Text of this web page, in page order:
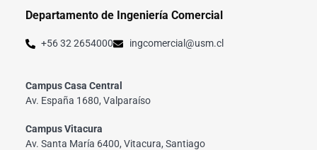
Departamento de Ingeniería Comercial
+56 32 2654000 ingcomercial@usm.cl
Campus Casa Central
Av. España 1680, Valparaíso
Campus Vitacura
Av. Santa María 6400, Vitacura, Santiago